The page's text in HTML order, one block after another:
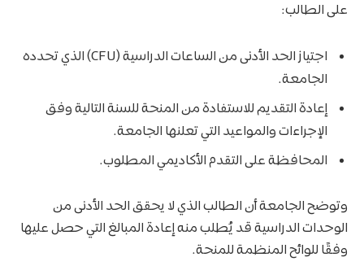
على الطالب:
اجتياز الحد الأدنى من الساعات الدراسية (CFU) الذي تحدده
الجامعة.
إعادة التقديم للاستفادة من المنحة للسنة التالية وفق
الإجراءات والمواعيد التي تعلنها الجامعة.
المحافظة على التقدم الأكاديمي المطلوب.
وتوضح الجامعة أن الطالب الذي لا يحقق الحد الأدنى من
الوحدات الدراسية قد يُطلب منه إعادة المبالغ التي حصل عليها
وفقًا للوائح المنظمة للمنحة.